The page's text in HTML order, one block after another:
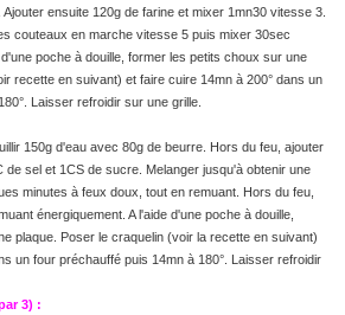
ensuite 120g de farine et mixer 1mn30 vitesse 3.
couteaux en marche vitesse 5 puis mixer 30sec
poche à douille, former les petits choux sur une
recette en suivant) et faire cuire 14mn à 200° dans un
Laisser refroidir sur une grille.
150g d'eau avec 80g de beurre. Hors du feu, ajouter
de sel et 1CS de sucre. Melanger jusqu'à obtenir une
minutes à feux doux, tout en remuant. Hors du feu,
énergiquement. A l'aide d'une poche à douille,
plaque. Poser le craquelin (voir la recette en suivant)
un four préchauffé puis 14mn à 180°. Laisser refroidir
3) :